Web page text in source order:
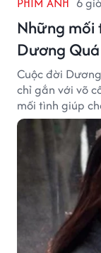
Những mối
Dương Quá
Cuộc đời
chỉ gắn với võ
mối tình giúp